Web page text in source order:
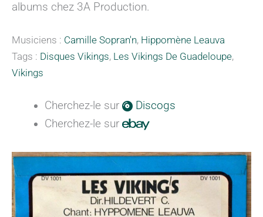
albums chez 3A Production.
Musiciens : Camille Sopran'n, Hippomène Leauva
Tags : Disques Vikings, Les Vikings De Guadeloupe,
Vikings
Cherchez-le sur
Discogs
Cherchez-le sur